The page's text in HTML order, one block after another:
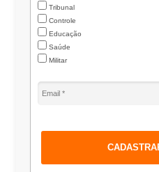
Tribunal
Controle
Educação
Saúde
Militar